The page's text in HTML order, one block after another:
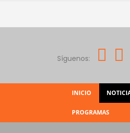
Síguenos:
INICIO
PROGRAMAS